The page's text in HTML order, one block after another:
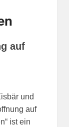
auf
und
auf
ist ein